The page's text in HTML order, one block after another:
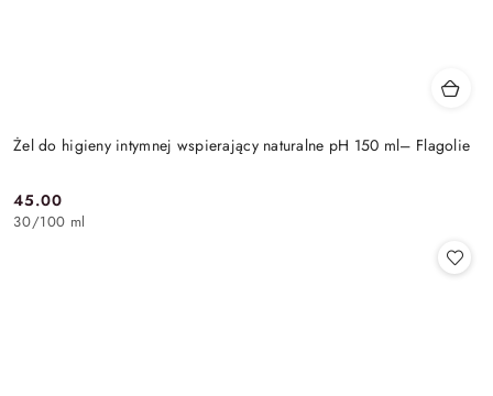
Żel do higieny intymnej wspierający naturalne pH 150 ml– Flagolie
Cena:
45.00
30/100 ml